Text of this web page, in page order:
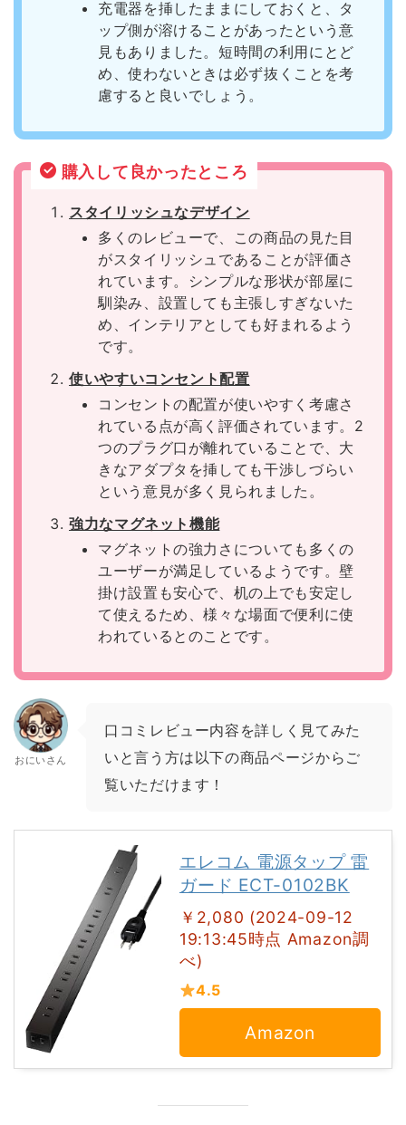
充電器を挿したままにしておくと、タ
ップ側が溶けることがあったという意
見もありました。短時間の利用にとど
め、使わないときは必ず抜くことを考
慮すると良いでしょう。
購入して良かったところ
スタイリッシュなデザイン
多くのレビューで、この商品の見た目
がスタイリッシュであることが評価さ
れています。シンプルな形状が部屋に
馴染み、設置しても主張しすぎないた
め、インテリアとしても好まれるよう
です。
使いやすいコンセント配置
コンセントの配置が使いやすく考慮さ
れている点が高く評価されています。2
つのプラグ口が離れていることで、大
きなアダプタを挿しても干渉しづらい
という意見が多く見られました。
強力なマグネット機能
マグネットの強力さについても多くの
ユーザーが満足しているようです。壁
掛け設置も安心で、机の上でも安定し
て使えるため、様々な場面で便利に使
われているとのことです。
おにいさん
口コミレビュー内容を詳しく見てみた
いと言う方は以下の商品ページからご
覧いただけます！
エレコム 電源タップ 雷
ガード ECT-0102BK
￥2,080 (2024-09-12
19:13:45時点 Amazon調
べ)
4.5
Amazon